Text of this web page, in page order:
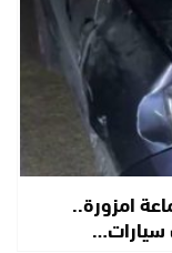
امزورة..
سيارات…